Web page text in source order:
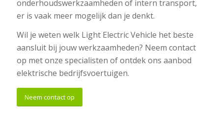
onderhoudswerkzaamheden of intern transport,
er is vaak meer mogelijk dan je denkt.
Wil je weten welk Light Electric Vehicle het beste
aansluit bij jouw werkzaamheden? Neem contact
op met onze specialisten of ontdek ons aanbod
elektrische bedrijfsvoertuigen.
Neem contact op